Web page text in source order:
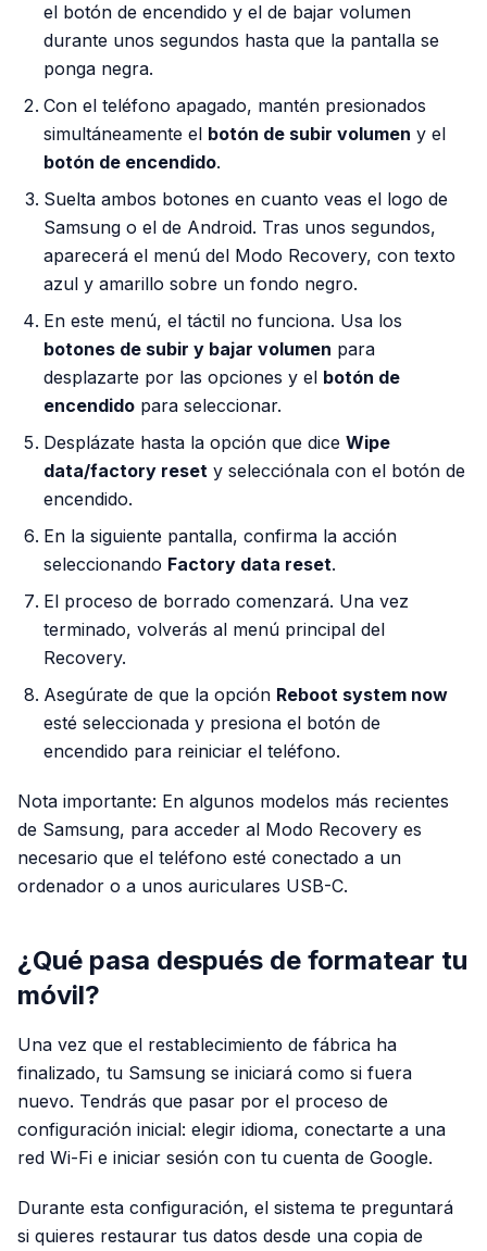
el botón de encendido y el de bajar volumen
durante unos segundos hasta que la pantalla se
ponga negra.
Con el teléfono apagado, mantén presionados
simultáneamente el botón de subir volumen y el
botón de encendido.
Suelta ambos botones en cuanto veas el logo de
Samsung o el de Android. Tras unos segundos,
aparecerá el menú del Modo Recovery, con texto
azul y amarillo sobre un fondo negro.
En este menú, el táctil no funciona. Usa los
botones de subir y bajar volumen para
desplazarte por las opciones y el botón de
encendido para seleccionar.
Desplázate hasta la opción que dice Wipe
data/factory reset y selecciónala con el botón de
encendido.
En la siguiente pantalla, confirma la acción
seleccionando Factory data reset.
El proceso de borrado comenzará. Una vez
terminado, volverás al menú principal del
Recovery.
Asegúrate de que la opción Reboot system now
esté seleccionada y presiona el botón de
encendido para reiniciar el teléfono.
Nota importante: En algunos modelos más recientes
de Samsung, para acceder al Modo Recovery es
necesario que el teléfono esté conectado a un
ordenador o a unos auriculares USB-C.
¿Qué pasa después de formatear tu
móvil?
Una vez que el restablecimiento de fábrica ha
finalizado, tu Samsung se iniciará como si fuera
nuevo. Tendrás que pasar por el proceso de
configuración inicial: elegir idioma, conectarte a una
red Wi-Fi e iniciar sesión con tu cuenta de Google.
Durante esta configuración, el sistema te preguntará
si quieres restaurar tus datos desde una copia de